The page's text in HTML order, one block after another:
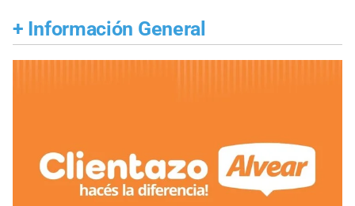
+ Información General